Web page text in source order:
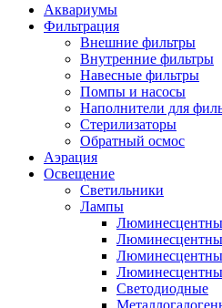
Аквариумы
Фильтрация
Внешние фильтры
Внутренние фильтры
Навесные фильтры
Помпы и насосы
Наполнители для
Стерилизаторы
Обратный осмос
Аэрация
Освещение
Светильники
Лампы
Светодиодные